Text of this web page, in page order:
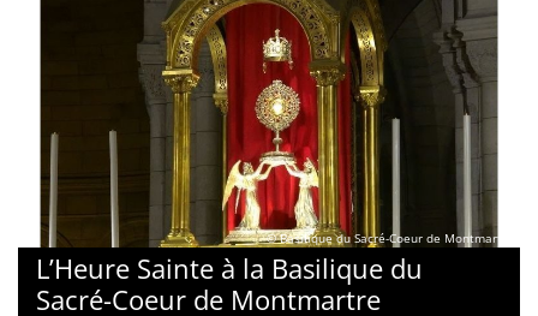
© Basilique du Sacré-Coeur de Montmartre
L’Heure Sainte à la Basilique du
Sacré-Coeur de Montmartre